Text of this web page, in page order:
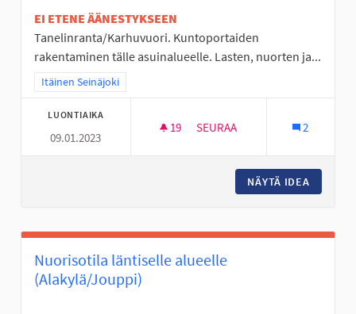
EI ETENE ÄÄNESTYKSEEN
Tanelinranta/Karhuvuori. Kuntoportaiden
rakentaminen tälle asuinalueelle. Lasten, nuorten ja...
Rajaa tulokset teeman mukaan: Itäinen Seinäjoki
Itäinen Seinäjoki
LUONTIAIKA
09.01.2023
19 19 SEURAAJAA
SEURAA 2
NÄYTÄ IDEA
Nuorisotila läntiselle alueelle
(Alakylä/Jouppi)